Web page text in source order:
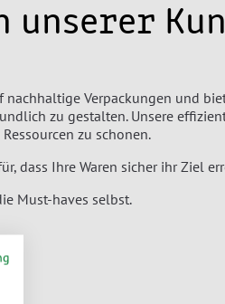
unserer
Verpackungen und
zu gestalten. Unsere
zu schonen.
dass Ihre Waren sicher ihr Ziel
Must-haves selbst.